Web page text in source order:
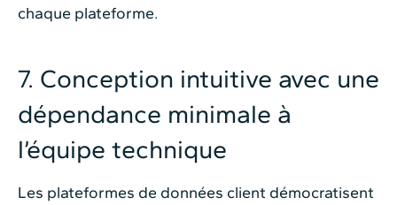
chaque plateforme.
7. Conception intuitive avec une
dépendance minimale à
l’équipe technique
Les plateformes de données client démocratisent